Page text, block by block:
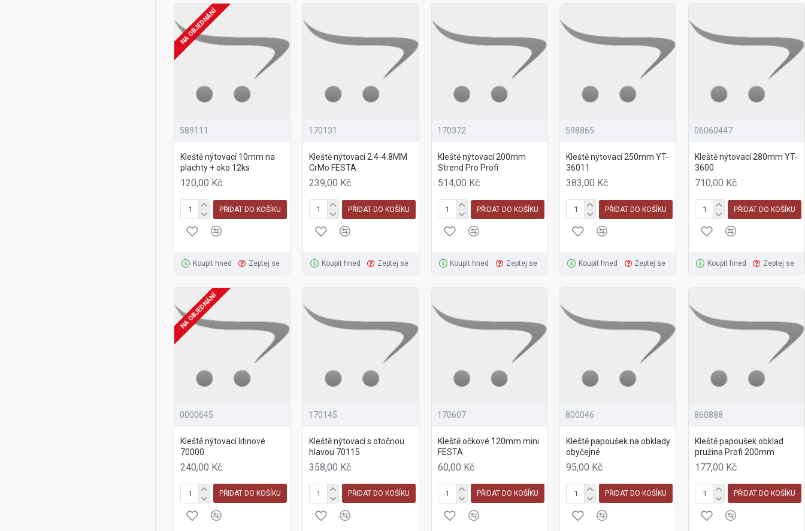
NA OBJEDNÁNÍ
589111
Kleště nýtovací 10mm na
plachty + oko 12ks
120,00 Kč
PŘIDAT DO KOŠÍKU
Koupit hned Zeptej se
170131
Kleště nýtovací 2.4-4.8MM
CrMo FESTA
239,00 Kč
PŘIDAT DO KOŠÍKU
Koupit hned Zeptej se
170372
Kleště nýtovací 200mm
Strend Pro Profi
514,00 Kč
PŘIDAT DO KOŠÍKU
Koupit hned Zeptej se
598865
Kleště nýtovací 250mm YT-
36011
383,00 Kč
PŘIDAT DO KOŠÍKU
Koupit hned Zeptej se
06060447
Kleště nýtovací 280mm YT-
3600
710,00 Kč
PŘIDAT DO KOŠÍKU
Koupit hned Zeptej se
NA OBJEDNÁNÍ
0000645
Kleště nýtovací litinové
70000
240,00 Kč
PŘIDAT DO KOŠÍKU
170145
Kleště nýtovací s otočnou
hlavou 70115
358,00 Kč
PŘIDAT DO KOŠÍKU
170607
Kleště očkové 120mm mini
FESTA
60,00 Kč
PŘIDAT DO KOŠÍKU
800046
Kleště papoušek na obklady
obyčejné
95,00 Kč
PŘIDAT DO KOŠÍKU
860888
Kleště papoušek obklad
pružina Profi 200mm
177,00 Kč
PŘIDAT DO KOŠÍKU